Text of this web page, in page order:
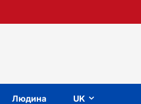
Людина UK